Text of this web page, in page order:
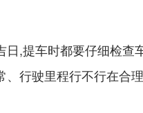
日,提车时都要仔细检
、行驶里程行不行在合